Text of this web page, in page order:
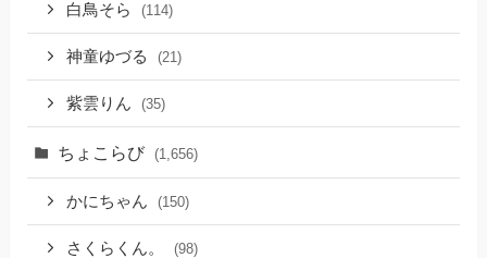
白鳥そら (114)
神童ゆづる (21)
紫雲りん (35)
ちょこらび (1,656)
かにちゃん (150)
さくらくん。 (98)